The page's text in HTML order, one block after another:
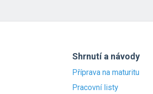
Shrnutí a návody
Příprava na maturitu
Pracovní listy